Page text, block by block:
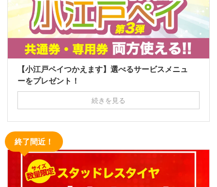
【小江戸ペイつかえます】選べるサービスメニュ
ーをプレゼント！
続きを見る
終了間近！